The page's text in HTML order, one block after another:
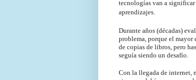
tecnologías van a
aprendizajes.
Durante años (décadas)
problema, porque el mayor
de copias de libros, pero
seguía siendo un desafío.
Con la llegada de internet,